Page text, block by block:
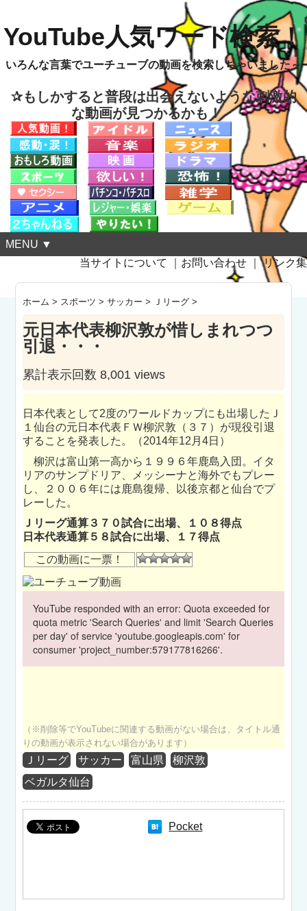
YouTube人気ワード検索！
いろんな言葉でユーチューブの動画を検索しちゃいました～
✰もしかすると普段は出会えないような刺激的
な動画が見つかるかも！
MENU ▼
当サイトについて
お問い合わせ ｜リンク集
ホーム > スポーツ >サッカー > Ｊリーグ >
元日本代表柳沢敦が惜しまれつつ
引退・・・
累計表示回数 8,001 views
日本代表として2度のワールドカップにも出場したＪ
１仙台の元日本代表ＦＷ柳沢敦（３７）が現役引退
することを発表した。（2014年12月4日）
柳沢は富山第一高から１９９６年鹿島入団。イタ
リアのサンプドリア、メッシーナと海外でもプレー
し、２００６年には鹿島復帰、以後京都と仙台でプ
レーした。
Ｊリーグ通算３７０試合に出場、１０８得点
日本代表通算５８試合に出場、１７得点
この動画に一票！
YouTube responded with an error: Quota exceeded for
quota metric 'Search Queries' and limit 'Search Queries
per day' of service 'youtube.googleapis.com' for
consumer 'project_number:579177816266'.
（※削除等でYouTubeに関連する動画がない場合は、タイトル通
りの動画が表示されない場合があります）
Ｊリーグ サッカー 富山県
柳沢敦
ベガルタ仙台
Pocket